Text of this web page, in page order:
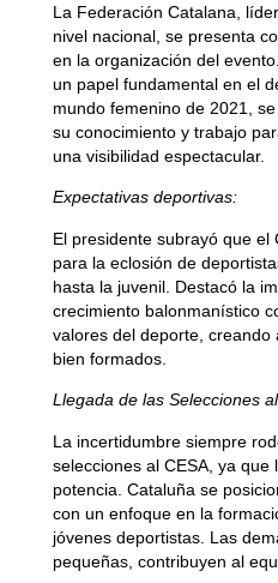
La Federación Catalana,
nivel nacional, se presenta
en la organización del
un papel fundamental en el
mundo femenino de 2021,
su conocimiento y trabajo
una visibilidad espectacular.
Expectativas deportivas:
El presidente subrayó que el
para la eclosión de
hasta la juvenil. Destacó la
crecimiento balonmanístico
valores del deporte,
bien formados.
Llegada de las Selecciones
La incertidumbre siempre
selecciones al CESA, ya
potencia. Cataluña se
con un enfoque en la
jóvenes deportistas. Las
pequeñas, contribuyen al